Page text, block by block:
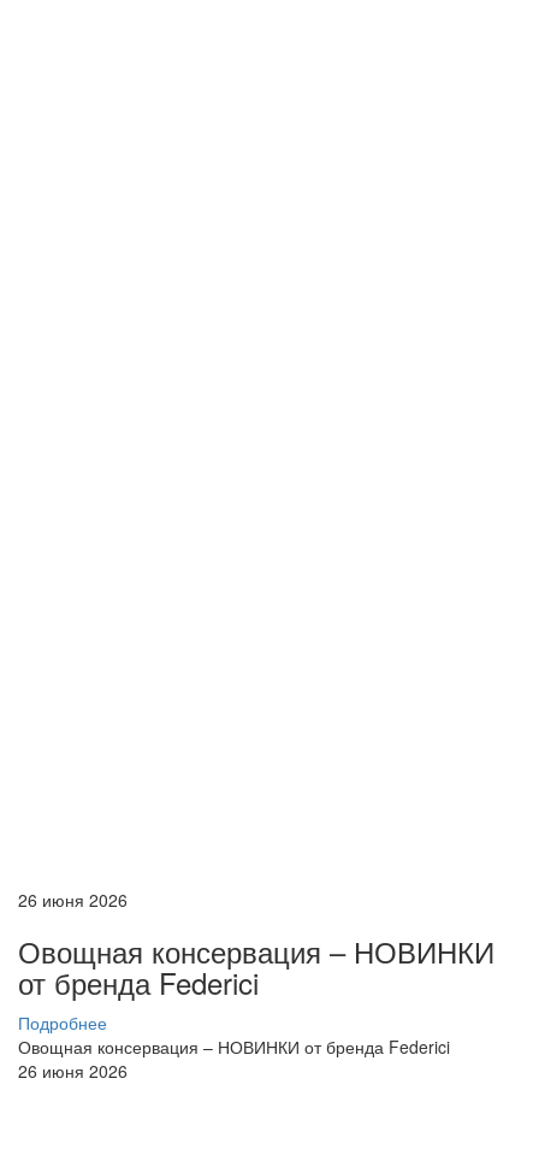
26 июня 2026
Овощная консервация – НОВИНКИ
от бренда Federici
Подробнее
Овощная консервация – НОВИНКИ от бренда Federici
26 июня 2026